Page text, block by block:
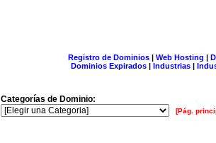
Registro de Dominios| Web Hosting |
Dominios Expirados | Industrias |
Categorías de Dominio:
[Pág.